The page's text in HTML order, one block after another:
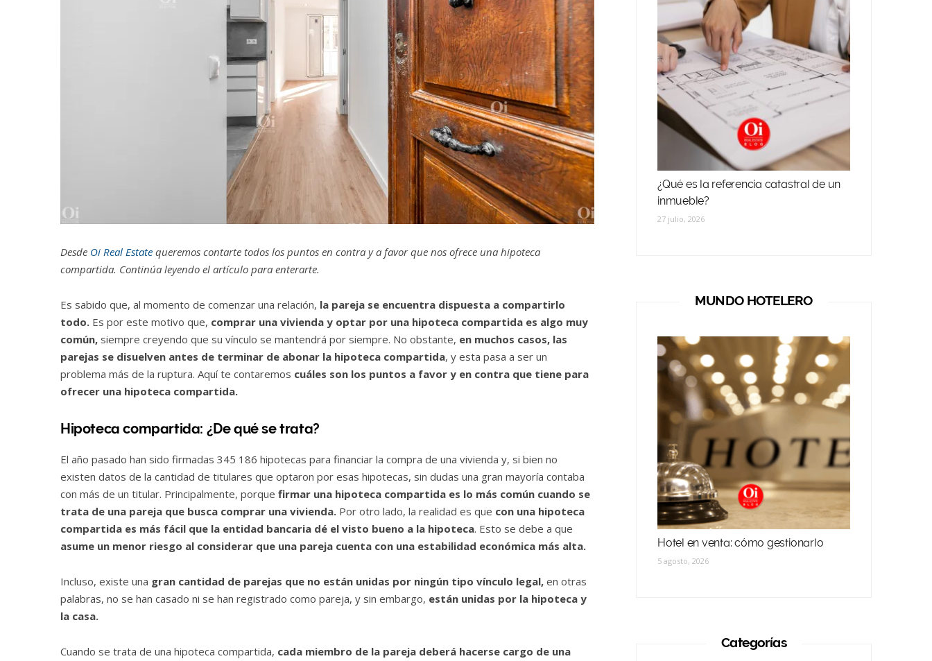
Desde Oi Real Estate queremos contarte todos los puntos en contra y a favor que nos ofrece una hipoteca
compartida. Continúa leyendo el artículo para enterarte.
Es sabido que, al momento de comenzar una relación, la pareja se encuentra dispuesta a compartirlo
todo. Es por este motivo que, comprar una vivienda y optar por una hipoteca compartida es algo muy
común, siempre creyendo que su vínculo se mantendrá por siempre. No obstante, en muchos casos, las
parejas se disuelven antes de terminar de abonar la hipoteca compartida, y esta pasa a ser un
problema más de la ruptura. Aquí te contaremos cuáles son los puntos a favor y en contra que tiene para
ofrecer una hipoteca compartida.
Hipoteca compartida: ¿De qué se trata?
El año pasado han sido firmadas 345 186 hipotecas para financiar la compra de una vivienda y, si bien no
existen datos de la cantidad de titulares que optaron por esas hipotecas, sin dudas una gran mayoría contaba
con más de un titular. Principalmente, porque firmar una hipoteca compartida es lo más común cuando se
trata de una pareja que busca comprar una vivienda. Por otro lado, la realidad es que con una hipoteca
compartida es más fácil que la entidad bancaria dé el visto bueno a la hipoteca. Esto se debe a que
asume un menor riesgo al considerar que una pareja cuenta con una estabilidad económica más alta.
Incluso, existe una gran cantidad de parejas que no están unidas por ningún tipo vínculo legal, en otras
palabras, no se han casado ni se han registrado como pareja, y sin embargo, están unidas por la hipoteca y
la casa.
Cuando se trata de una hipoteca compartida, cada miembro de la pareja deberá hacerse cargo de una
¿Qué es la referencia catastral de un
inmueble?
27 julio, 2026
MUNDO HOTELERO
Hotel en venta: cómo gestionarlo
5 agosto, 2026
Categorías